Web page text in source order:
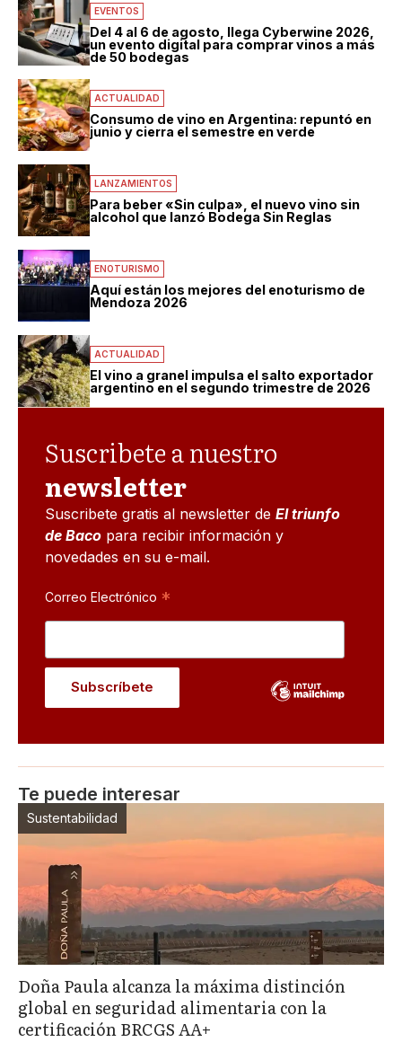
EVENTOS
Del 4 al 6 de agosto, llega Cyberwine 2026,
un evento digital para comprar vinos a más
de 50 bodegas
ACTUALIDAD
Consumo de vino en Argentina: repuntó en
junio y cierra el semestre en verde
LANZAMIENTOS
Para beber «Sin culpa», el nuevo vino sin
alcohol que lanzó Bodega Sin Reglas
ENOTURISMO
Aquí están los mejores del enoturismo de
Mendoza 2026
ACTUALIDAD
El vino a granel impulsa el salto exportador
argentino en el segundo trimestre de 2026
Suscribete a nuestro
newsletter
Suscribete gratis al newsletter de El triunfo
de Baco para recibir información y
novedades en su e-mail.
Correo Electrónico *
Te puede interesar
Sustentabilidad
Doña Paula alcanza la máxima distinción
global en seguridad alimentaria con la
certificación BRCGS AA+